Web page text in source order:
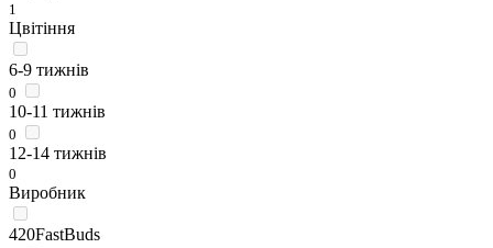
1
Цвітіння
6-9 тижнів
0
10-11 тижнів
0
12-14 тижнів
0
Виробник
420FastBuds